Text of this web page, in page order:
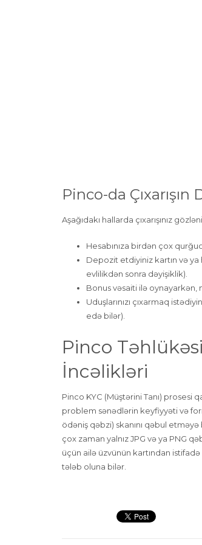
Pinco-da
Aşağıdakı hallarda çıxarışınız
Hesabınıza birdən çox
Depozit etdiyiniz kartın və ya
evlilikdən sonra dəyişiklik).
Bonus vəsaiti ilə oynayarkən,
Uduşlarınızı çıxarmaq
edə bilər).
Pinco
İncəlikləri
Pinco KYC (Müştərini Tanı)
problem sənədlərin keyfiyyəti və
ödəniş qəbzi) skanını qəbul
çox zaman yalnız JPG və ya PNG
üçün ailə üzvünün kartından
tələb oluna bilər.